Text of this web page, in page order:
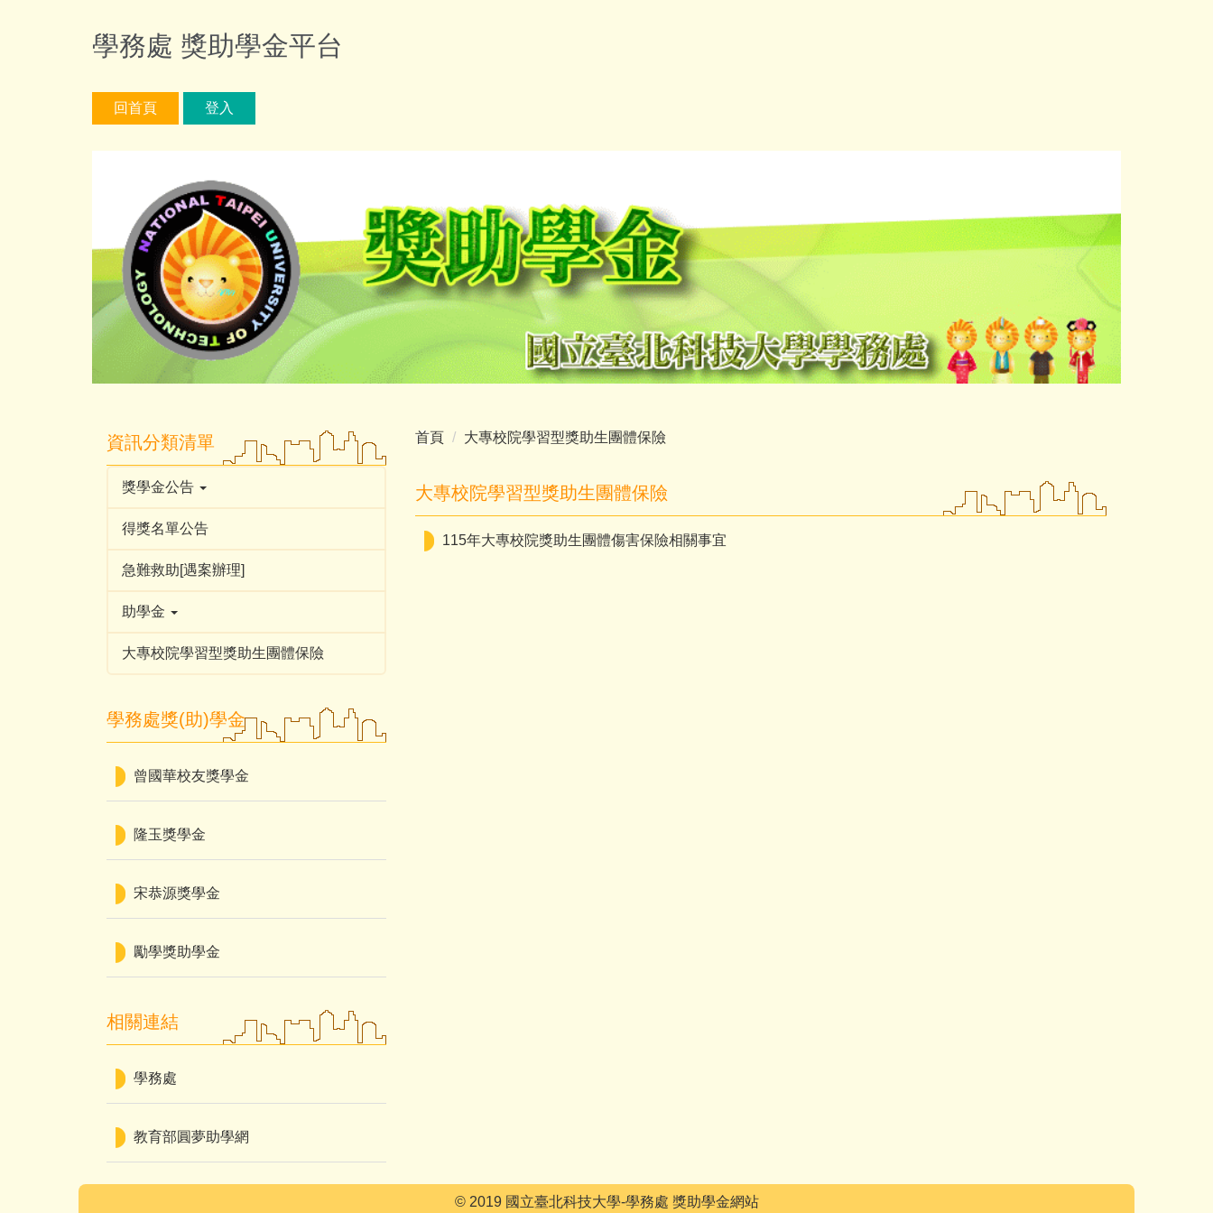
學務處 獎助學金平台
回首頁 登入
資訊分類清單
獎學金公告
得獎名單公告
急難救助[遇案辦理]
助學金
大專校院學習型獎助生團體保險
學務處獎(助)學金
曾國華校友獎學金
隆玉獎學金
宋恭源獎學金
勵學獎助學金
相關連結
學務處
教育部圓夢助學網
首頁 大專校院學習型獎助生團體保險
大專校院學習型獎助生團體保險
115年大專校院獎助生團體傷害保險相關事宜
© 2019 國立臺北科技大學-學務處 獎助學金網站